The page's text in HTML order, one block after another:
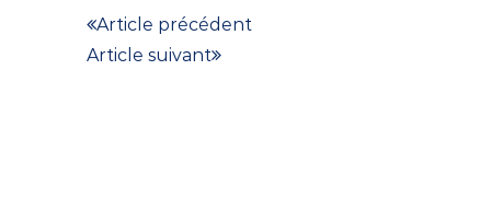
Article précédent
Article suivant